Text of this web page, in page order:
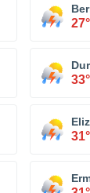
27°
33°
31°